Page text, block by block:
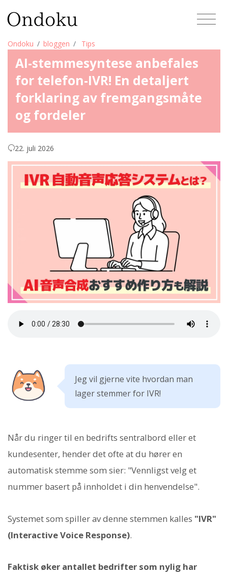
Ondoku bloggen Tips
AI-stemmesyntese anbefales
for telefon-IVR! En detaljert
forklaring av fremgangsmåte
og fordeler
22. juli 2026
Jeg vil gjerne vite hvordan man
lager stemmer for IVR!
Når du ringer til en bedrifts sentralbord eller et
kundesenter, hender det ofte at du hører en
automatisk stemme som sier: "Vennligst velg et
nummer basert på innholdet i din henvendelse".
Systemet som spiller av denne stemmen kalles "IVR"
(Interactive Voice Response).
Faktisk øker antallet bedrifter som nylig har